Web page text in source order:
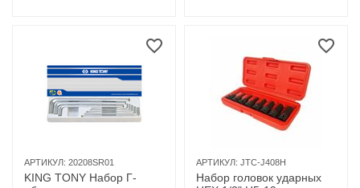
АРТИКУЛ: 20208SR01
KING TONY Набор Г-
АРТИКУЛ: JTC-J408H
Набор головок ударных